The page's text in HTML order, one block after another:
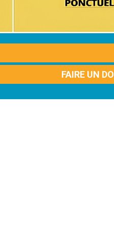
FAIRE UN